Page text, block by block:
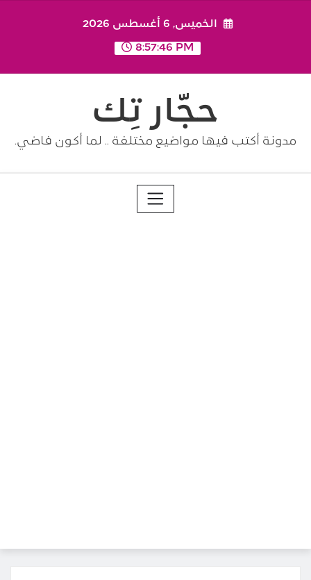
الخميس, 6 أغسطس 2026
8:57:46 PM
حجّار تِك
مدونة أكتب فيها مواضيع مختلفة .. لما أكون فاضي.